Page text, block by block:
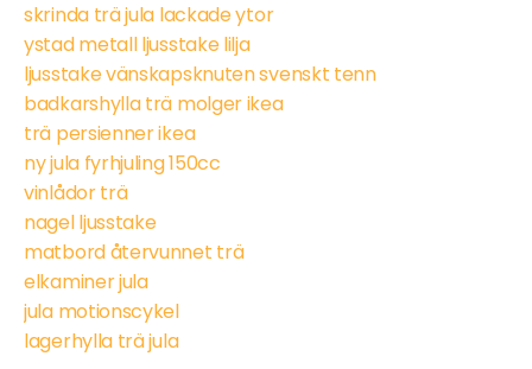
skrinda trä jula lackade ytor
ystad metall ljusstake lilja
ljusstake vänskapsknuten svenskt tenn
badkarshylla trä molger ikea
trä persienner ikea
ny jula fyrhjuling 150cc
vinlådor trä
nagel ljusstake
matbord återvunnet trä
elkaminer jula
jula motionscykel
lagerhylla trä jula